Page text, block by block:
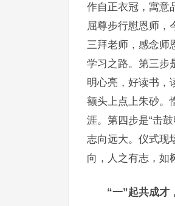
作自正衣冠，寓意
屈尊步行慰恩师，
三拜老师，感念师
学习之路。第三步
明心亮，好读书，
额头上点上朱砂。
涯。第四步是“击鼓
志向远大。仪式现
向，人之有志，如
“一”起共成才